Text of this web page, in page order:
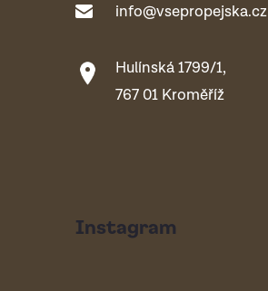
info@vsepropejska.cz
Hulínská 1799/1,
767 01 Kroměříž
Instagram